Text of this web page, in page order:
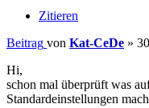
Zitieren
Beitrag von Kat-CeDe »
Hi,
schon mal überprüft was
Standardeinstellungen